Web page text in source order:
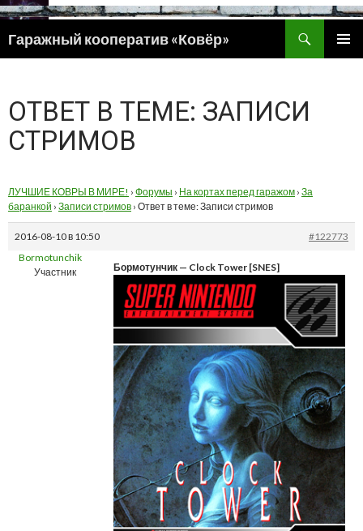
Гаражный кооператив «Ковёр»
ПЕРЕЙТИ
ОТВЕТ В ТЕМЕ: ЗАПИСИ
СТРИМОВ
ЛУЧШИЕ КОВРЫ В МИРЕ! › Форумы › На кортах перед гаражом › За
баранкой › Записи стримов › Ответ в теме: Записи стримов
2016-08-10 в 10:50
#122773
Bormotunchik
Участник
Бормотунчик — Clock Tower [SNES]